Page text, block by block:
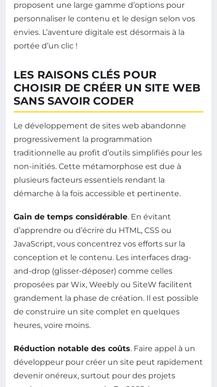
proposent une large gamme d’options pour
personnaliser le contenu et le design selon vos
envies. L’aventure digitale est désormais à la
portée d’un clic !
LES RAISONS CLÉS POUR
CHOISIR DE CRÉER UN SITE WEB
SANS SAVOIR CODER
Le développement de sites web abandonne
progressivement la programmation
traditionnelle au profit d’outils simplifiés pour les
non-initiés. Cette métamorphose est due à
plusieurs facteurs essentiels rendant la
démarche à la fois accessible et pertinente.
Gain de temps considérable. En évitant
d’apprendre ou d’écrire du HTML, CSS ou
JavaScript, vous concentrez vos efforts sur la
conception et le contenu. Les interfaces drag-
and-drop (glisser-déposer) comme celles
proposées par Wix, Weebly ou SiteW facilitent
grandement la phase de création. Il est possible
de construire un site complet en quelques
heures, voire moins.
Réduction notable des coûts. Faire appel à un
développeur pour créer un site peut rapidement
devenir onéreux, surtout pour des projets